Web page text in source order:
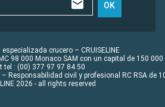
OK
crucero – CRUISELINE
98 000 Monaco SAM con un capital de 150 000
tel : (00) 377 97 97 84 50
Responsabilidad civil y profesional RC RSA de
2026 - all rights reserved